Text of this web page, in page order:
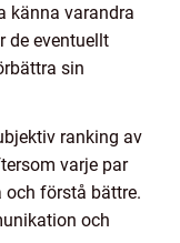
känna varandra
de eventuellt
sin
ranking av
varje par
och förstå bättre.
och